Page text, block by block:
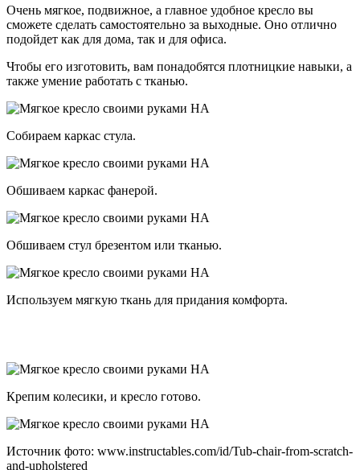
Очень мягкое, подвижное, а главное удобное кресло вы
сможете сделать самостоятельно за выходные. Оно отлично
подойдет как для дома, так и для офиса.
Чтобы его изготовить, вам понадобятся плотницкие навыки, а
также умение работать с тканью.
Собираем каркас стула.
Обшиваем каркас фанерой.
Обшиваем стул брезентом или тканью.
Используем мягкую ткань для придания комфорта.
Крепим колесики, и кресло готово.
Источник фото: www.instructables.com/id/Tub-chair-from-scratch-
and-upholstered